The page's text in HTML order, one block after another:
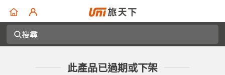
搜尋
此產品已過期或下架